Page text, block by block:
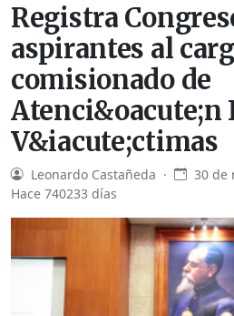
Registra
aspirantes al
comisionado de
Atenci&oacute;n
V&iacute;ctimas
Leonardo Castañeda ·
30 de
Hace 740233 días